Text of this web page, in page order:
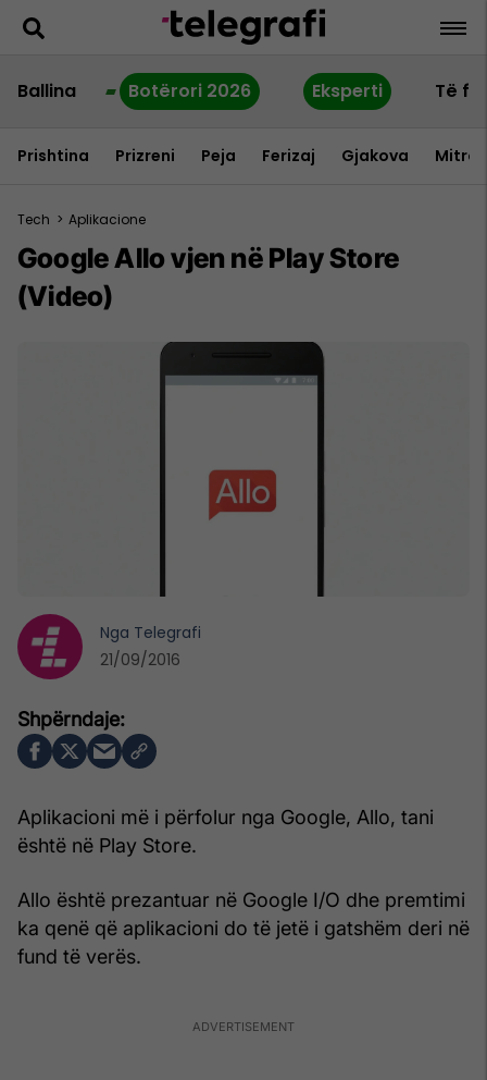
Ballina Botërori 2026 Eksperti Të
Prishtina Prizreni Peja Ferizaj Gjakova
Tech > Aplikacione
Google Allo vjen në Play Store
(Video)
Aplikacioni më i përfolur nga Google, Allo, tani
është në Play Store.
Allo është prezantuar në Google I/O dhe premtimi
ka qenë që aplikacioni do të jetë i gatshëm deri në
fund të verës.
Nga Telegrafi
21/09/2016